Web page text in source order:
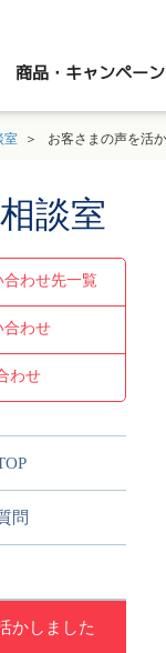
商品・キャンペーン
室 お客さまの声を活
談室
合わせ先一覧
合わせ
わせ
問
かしました